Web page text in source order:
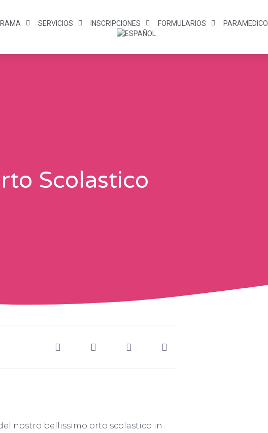
SERVICIOS INSCRIPCIONES FORMULARIOS PARAMEDICO
Scolastico
nostro bellissimo orto scolastico in